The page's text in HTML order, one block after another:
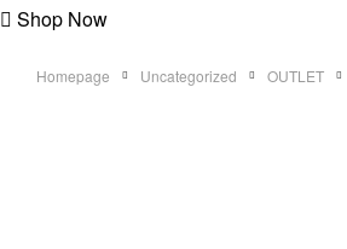
Shop Now
Homepage Uncategorized OUTLET